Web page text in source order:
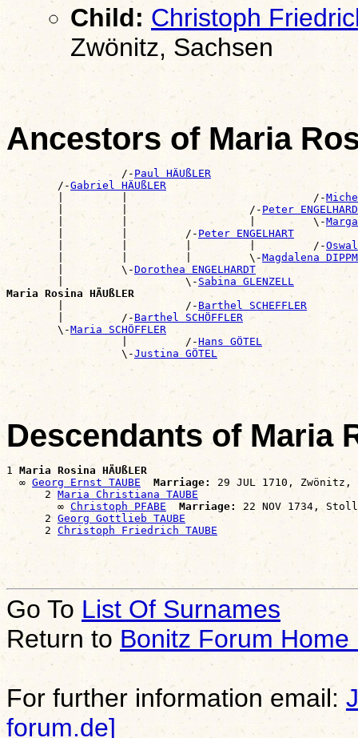
Child: Christoph
Zwönitz, Sachsen
Ancestors of Maria
                  /-
Paul HÄUßLER
        /-
Gabriel HÄUßLER
        |         |                             /-
        |         |                   /-
Peter
        |         |                   |         \-
        |         |         /-
Peter ENGELHART
        |         |         |         |         /-
        |         |         |         \-
Magdalena
        |         \-
Dorothea ENGELHARDT
        |                   \-
Sabina GLENZELL
Maria Rosina HÄUßLER
|                   /- Barthel SCHEFFLER
        |         /-
Barthel SCHÖFFLER
        \-
Maria SCHÖFFLER
                  |         /-
Hans GÖTEL
                  \-
Justina GÖTEL
Descendants of Maria
1 Maria Rosina HÄUßLER
  ∞
Georg Ernst TAUBE Marriage:
29 JUL 1710, Zwönitz,
      2
Maria Christiana TAUBE
        ∞
Christoph PFABE Marriage:
22 NOV 1734,
      2
Georg Gottlieb TAUBE
      2
Christoph Friedrich TAUBE
Go To List Of Surnames
Return toBonitz Forum Home
For further information email:
forum.de]